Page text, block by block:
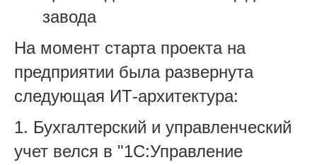
завода
На момент старта проекта на
предприятии была развернута
следующая ИТ-архитектура:
1. Бухгалтерский и управленческий
учет велся в "1С:Управление